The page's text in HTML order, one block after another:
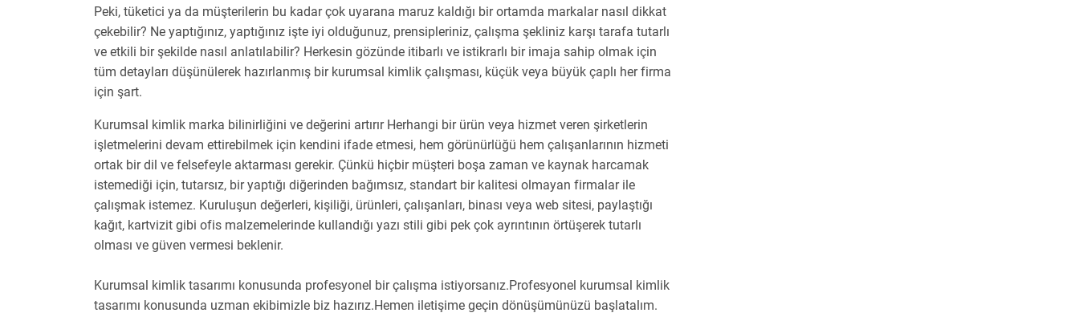
Peki, tüketici ya da müşterilerin bu kadar çok uyarana maruz kaldığı bir ortamda markalar nasıl dikkat
çekebilir? Ne yaptığınız, yaptığınız işte iyi olduğunuz, prensipleriniz, çalışma şekliniz karşı tarafa tutarlı
ve etkili bir şekilde nasıl anlatılabilir? Herkesin gözünde itibarlı ve istikrarlı bir imaja sahip olmak için
tüm detayları düşünülerek hazırlanmış bir kurumsal kimlik çalışması, küçük veya büyük çaplı her firma
için şart.
Kurumsal kimlik marka bilinirliğini ve değerini artırır Herhangi bir ürün veya hizmet veren şirketlerin
işletmelerini devam ettirebilmek için kendini ifade etmesi, hem görünürlüğü hem çalışanlarının hizmeti
ortak bir dil ve felsefeyle aktarması gerekir. Çünkü hiçbir müşteri boşa zaman ve kaynak harcamak
istemediği için, tutarsız, bir yaptığı diğerinden bağımsız, standart bir kalitesi olmayan firmalar ile
çalışmak istemez. Kuruluşun değerleri, kişiliği, ürünleri, çalışanları, binası veya web sitesi, paylaştığı
kağıt, kartvizit gibi ofis malzemelerinde kullandığı yazı stili gibi pek çok ayrıntının örtüşerek tutarlı
olması ve güven vermesi beklenir.
Kurumsal kimlik tasarımı konusunda profesyonel bir çalışma istiyorsanız.Profesyonel kurumsal kimlik
tasarımı konusunda uzman ekibimizle biz hazırız.Hemen iletişime geçin dönüşümünüzü başlatalım.